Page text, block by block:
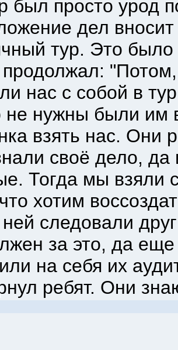
был просто урод
дел
тур. Это
"Потом,
нас с собой в
не нужны были им
взять нас. Они
своё дело,
Тогда мы взяли
хотим
следовали
за это, да
на себя их
ребят. Они